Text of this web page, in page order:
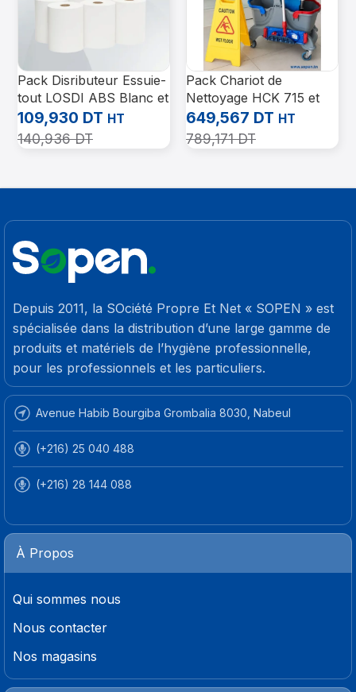
Pack Disributeur Essuie-
tout LOSDI ABS Blanc et
6 Rouleaux Essuie-Tout
PRO MAX 750G
109,930 DT HT
140,936DT
Pack Chariot de
Nettoyage HCK 715 et
Accessoires
Professionnels
649,567 DT HT
789,171DT
Depuis 2011, la SOciété Propre Et Net « SOPEN » est
spécialisée dans la distribution d’une large gamme de
produits et matériels de l’hygiène professionnelle,
pour les professionnels et les particuliers.
Avenue Habib Bourgiba Grombalia 8030, Nabeul
(+216) 25 040 488
(+216) 28 144 088
À Propos
Qui sommes nous
Nous contacter
Nos magasins